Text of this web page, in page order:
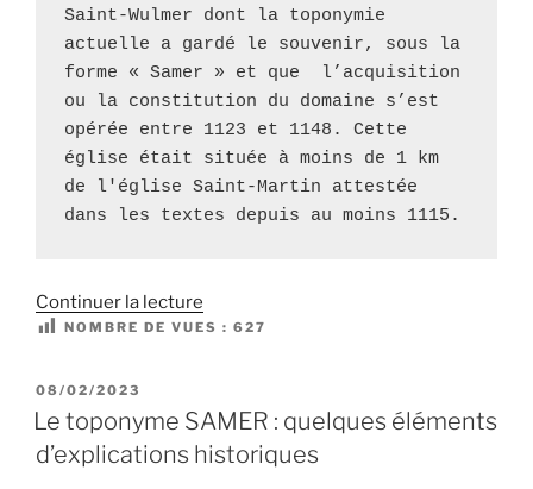
Saint-Wulmer dont la toponymie
actuelle a gardé le souvenir, sous la
forme « Samer » et que  l’acquisition
ou la constitution du domaine s’est
opérée entre 1123 et 1148. Cette
église était située à moins de 1 km
de l'église Saint-Martin attestée
dans les textes depuis au moins 1115.
Continuer la lecture
« Samer
amusons
nous
NOMBRE DE VUES : 627
PUBLIÉ
LE
08/02/2023
Le toponyme SAMER : quelques éléments
d’explications historiques